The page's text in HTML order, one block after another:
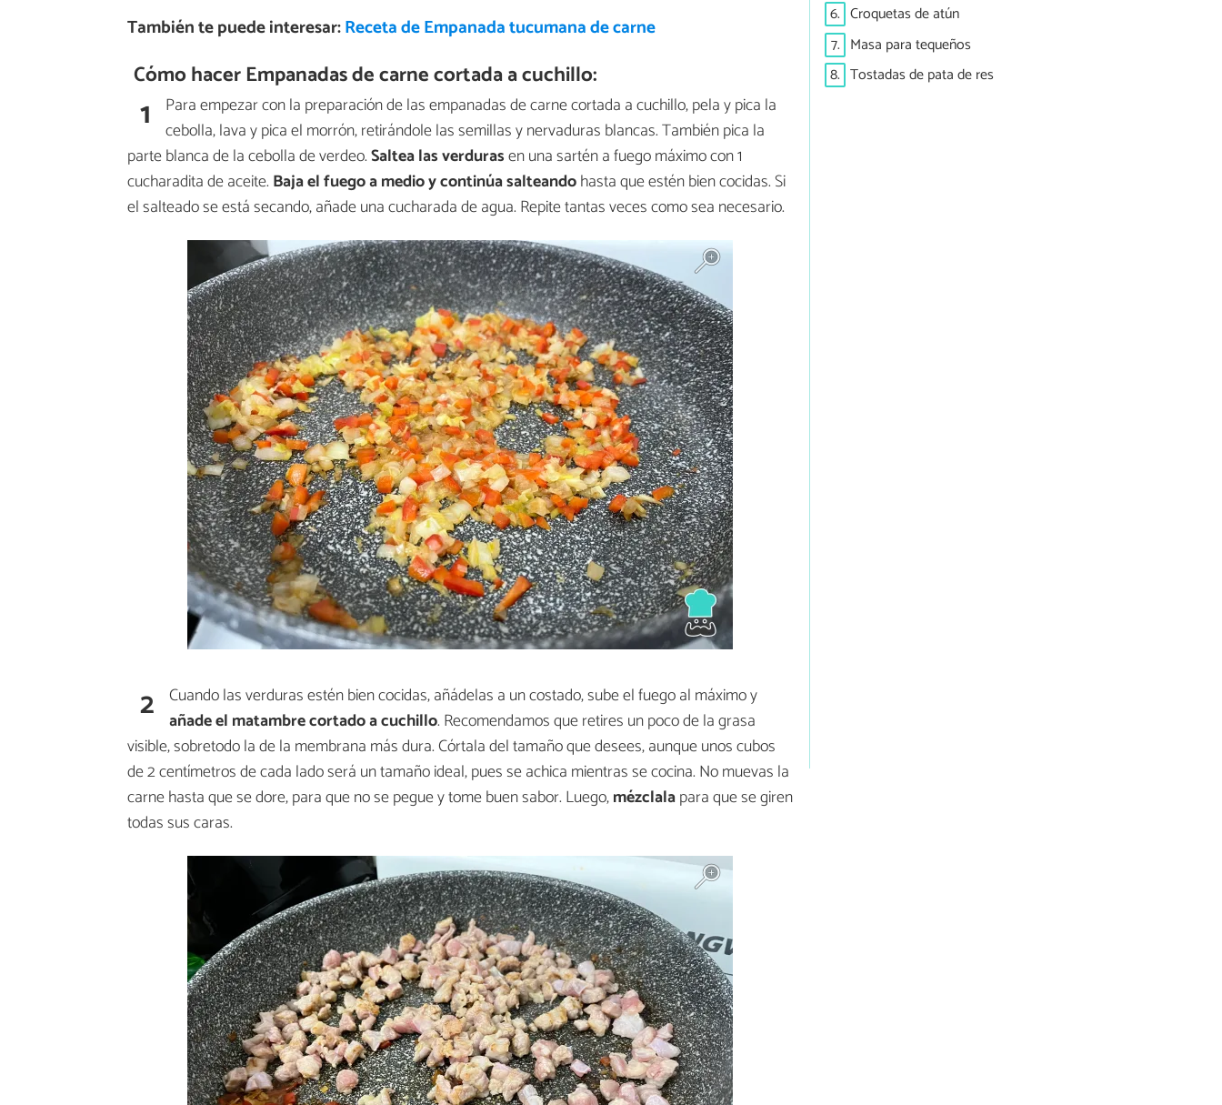
También te puede interesar:Receta de Empanada tucumana de carne
Cómo hacer Empanadas de carne cortada a cuchillo:
1
Para empezar con la preparación de las empanadas de carne cortada a cuchillo, pela y pica la
cebolla, lava y pica el morrón, retirándole las semillas y nervaduras blancas. También pica la
parte blanca de la cebolla de verdeo.Saltea las verdurasen una sartén a fuego máximo con 1
cucharadita de aceite. Baja el fuego a medio y continúa salteandohasta que estén bien cocidas. Si
el salteado se está secando, añade una cucharada de agua. Repite tantas veces como sea necesario.
2 Cuando las verduras estén bien cocidas, añádelas a un costado, sube el fuego al máximo y
añade el matambre cortado a cuchillo. Recomendamos que retires un poco de la grasa
visible, sobretodo la de la membrana más dura. Córtala del tamaño que desees, aunque unos cubos
de 2 centímetros de cada lado será un tamaño ideal, pues se achica mientras se cocina. No muevas la
carne hasta que se dore, para que no se pegue y tome buen sabor. Luego,mézclalapara que se giren
todas sus caras.
6. Croquetas de atún
7. Masa para tequeños
8. Tostadas de pata de res